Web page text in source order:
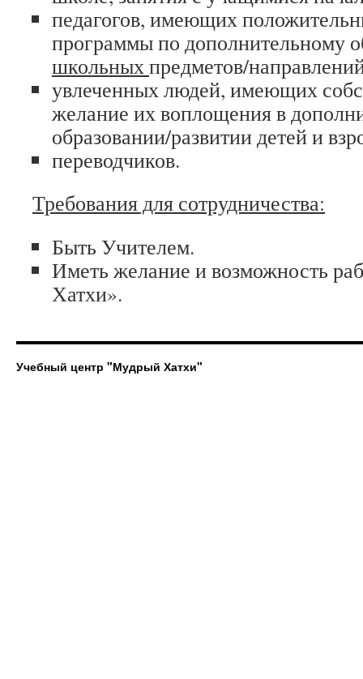
педагогов, имеющих
программы по дополнительному
школьныхпредметов/
увлеченных людей, имеющих
желание их воплощения в
образовании/развитии детей и
переводчиков.
Требования для сотрудничества:
Быть Учителем.
Иметь желание и возможность
Хатхи».
Учебный центр "Мудрый Хатхи"